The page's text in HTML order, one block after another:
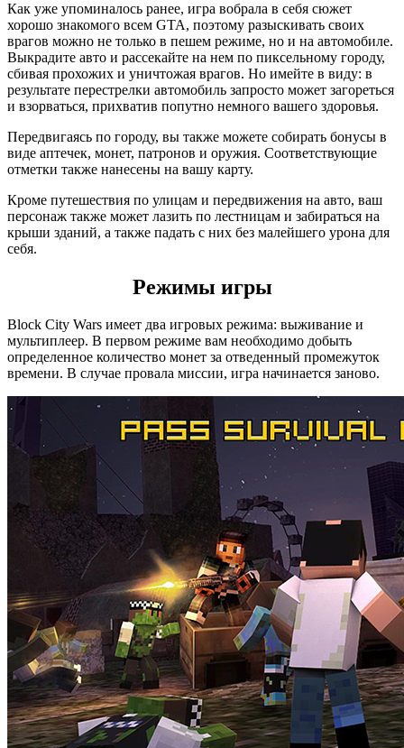
Как уже упоминалось ранее, игра вобрала в себя сюжет
хорошо знакомого всем GTA, поэтому разыскивать своих
врагов можно не только в пешем режиме, но и на автомобиле.
Выкрадите авто и рассекайте на нем по пиксельному городу,
сбивая прохожих и уничтожая врагов. Но имейте в виду: в
результате перестрелки автомобиль запросто может загореться
и взорваться, прихватив попутно немного вашего здоровья.
Передвигаясь по городу, вы также можете собирать бонусы в
виде аптечек, монет, патронов и оружия. Соответствующие
отметки также нанесены на вашу карту.
Кроме путешествия по улицам и передвижения на авто, ваш
персонаж также может лазить по лестницам и забираться на
крыши зданий, а также падать с них без малейшего урона для
себя.
Режимы игры
Block City Wars имеет два игровых режима: выживание и
мультиплеер. В первом режиме вам необходимо добыть
определенное количество монет за отведенный промежуток
времени. В случае провала миссии, игра начинается заново.